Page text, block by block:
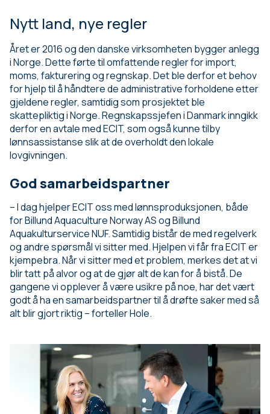
Nytt land, nye regler
Året er 2016 og den danske virksomheten bygger anlegg
i Norge. Dette førte til omfattende regler for import,
moms, fakturering og regnskap. Det ble derfor et behov
for hjelp til å håndtere de administrative forholdene etter
gjeldene regler, samtidig som prosjektet ble
skattepliktig i Norge. Regnskapssjefen i Danmark inngikk
derfor en avtale med ECIT, som også kunne tilby
lønnsassistanse slik at de overholdt den lokale
lovgivningen.
God samarbeidspartner
– I dag hjelper ECIT oss med lønnsproduksjonen, både
for Billund Aquaculture Norway AS og Billund
Aquakulturservice NUF. Samtidig bistår de med regelverk
og andre spørsmål vi sitter med. Hjelpen vi får fra ECIT er
kjempebra. Når vi sitter med et problem, merkes det at vi
blir tatt på alvor og at de gjør alt de kan for å bistå. De
gangene vi opplever å være usikre på noe, har det vært
godt å ha en samarbeidspartner til å drøfte saker med så
alt blir gjort riktig – forteller Hole.